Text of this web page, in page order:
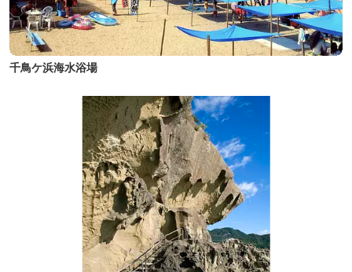
千鳥ケ浜海水浴場